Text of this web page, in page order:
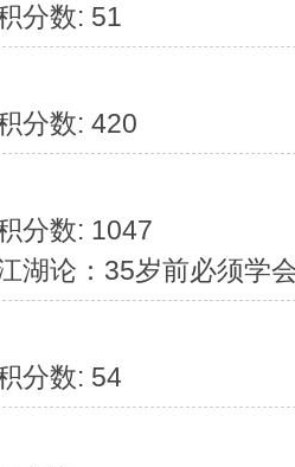
分数: 51
分数: 420
分数: 1047
湖论：35岁前必须学
分数: 54